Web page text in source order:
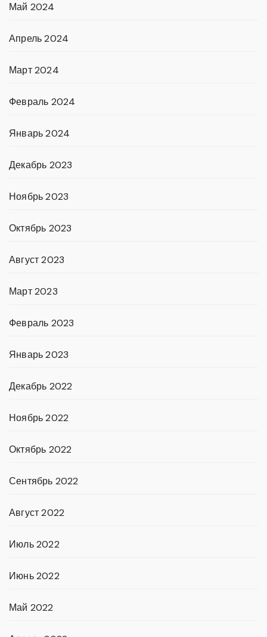
Май 2024
Апрель 2024
Март 2024
Февраль 2024
Январь 2024
Декабрь 2023
Ноябрь 2023
Октябрь 2023
Август 2023
Март 2023
Февраль 2023
Январь 2023
Декабрь 2022
Ноябрь 2022
Октябрь 2022
Сентябрь 2022
Август 2022
Июль 2022
Июнь 2022
Май 2022